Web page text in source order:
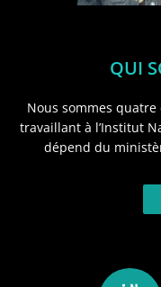
QUI
Nous sommes
travaillant à l’Institut
dépend du